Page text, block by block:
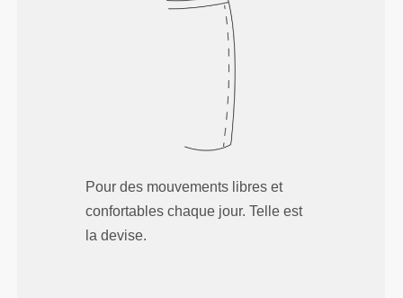
Pour des mouvements libres et
confortables chaque jour. Telle est
la devise.